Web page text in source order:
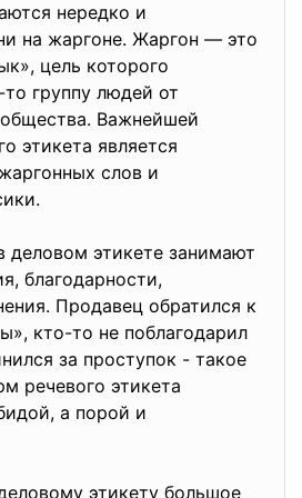
нередко и
на жаргоне. Жаргон — это
цель которого
группу людей от
Важнейшей
этикета является
слов и
деловом этикете занимают
благодарности,
Продавец обратился к
кто-то не поблагодарил
за проступок - такое
речевого этикета
а порой и
этикету большое